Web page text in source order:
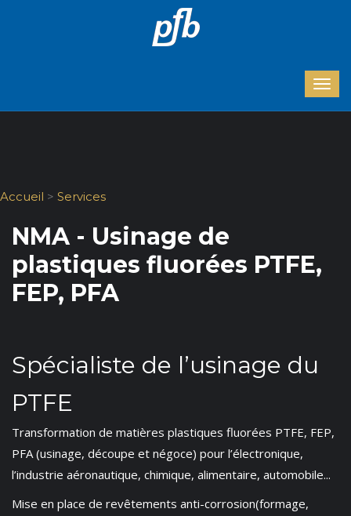
Accueil > Services
NMA - Usinage de
plastiques fluorées PTFE,
FEP, PFA
Spécialiste de l’usinage du
PTFE
Transformation de matières plastiques fluorées PTFE, FEP,
PFA (usinage, découpe et négoce) pour l’électronique,
l’industrie aéronautique, chimique, alimentaire, automobile...
Mise en place de revêtements anti-corrosion(formage,